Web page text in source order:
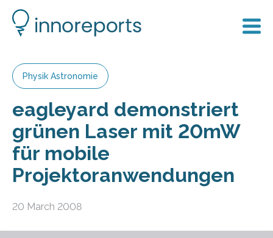
Physik Astronomie
eagleyard demonstriert
grünen Laser mit 20mW
für mobile
Projektoranwendungen
20 March 2008